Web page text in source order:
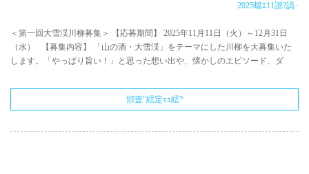
2025蟷ｴ11譛?譌･
＜第一回大雪渓川柳募集＞ 【応募期間】 2025年11月11日（火）～12月31日
（水） 【募集内容】 「山の酒・大雪渓」をテーマにした川柳を大募集いた
します。「やっぱり旨い！」と思った想い出や、懐かしのエピソード、ダ
邯壹″繧定ｪｭ繧?